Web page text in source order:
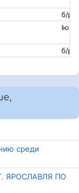
б/р
Iю
б/р
среди
ЯРОСЛАВЛЯ ПО